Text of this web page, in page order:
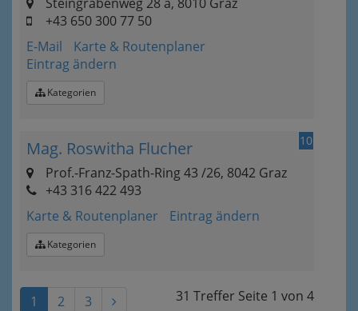
+43 650 300 77 50
E-Mail
Karte & Routenplaner
Eintrag ändern
Kategorien
10
Mag. Roswitha Flucher
Prof.-Franz-Spath-Ring 43 /26, 8042 Graz
+43 316 422 493
Karte & Routenplaner
Eintrag ändern
Kategorien
31 Treffer Seite 1 von 4
1 2 3